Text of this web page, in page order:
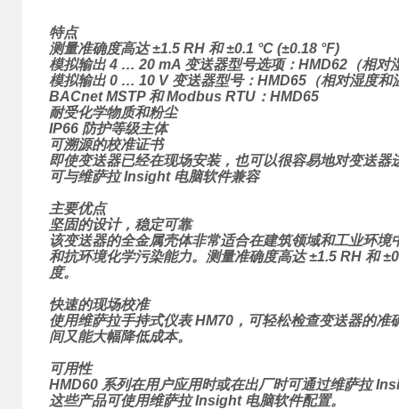
特点
测量准确度高达 ±1.5 RH 和 ±0.1 °C (±0.18 °F)
模拟输出 4 … 20 mA 变送器型号选项：HMD62（相对
模拟输出 0 … 10 V 变送器型号：HMD65（相对湿度和
BACnet MSTP 和 Modbus RTU：HMD65
耐受化学物质和粉尘
IP66 防护等级主体
可溯源的校准证书
即使变送器已经在现场安装，也可以很容易地对变送器
可与维萨拉 Insight 电脑软件兼容
主要优点
坚固的设计，稳定可靠
该变送器的全金属壳体非常适合在建筑领域和工业环
和抗环境化学污染能力。测量准确度高达 ±1.5 RH 和
度。
快速的现场校准
使用维萨拉手持式仪表 HM70，可轻松检查变送器的
间又能大幅降低成本。
可用性
HMD60 系列在用户应用时或在出厂时可通过维萨拉
这些产品可使用维萨拉 Insight 电脑软件配置。